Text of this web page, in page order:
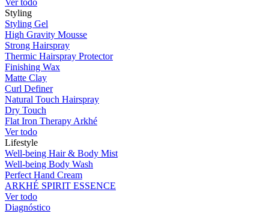
Ver todo
Styling
Styling Gel
High Gravity Mousse
Strong Hairspray
Thermic Hairspray Protector
Finishing Wax
Matte Clay
Curl Definer
Natural Touch Hairspray
Dry Touch
Flat Iron Therapy Arkhé
Ver todo
Lifestyle
Well-being Hair & Body Mist
Well-being Body Wash
Perfect Hand Cream
ARKHÉ SPIRIT ESSENCE
Ver todo
Diagnóstico